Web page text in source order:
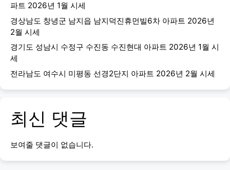
파트 2026년 1월 시세
경상남도 창녕군 남지읍 남지덕진휴먼빌6차 아파트 2026년
2월 시세
경기도 성남시 수정구 수진동 수진현대 아파트 2026년 1월 시
세
전라남도 여수시 미평동 선경2단지 아파트 2026년 2월 시세
최신 댓글
보여줄 댓글이 없습니다.